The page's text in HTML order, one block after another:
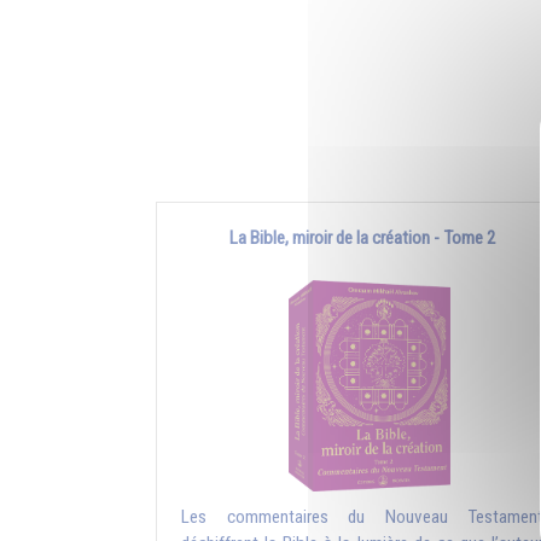
La Bible, miroir de la création - Tome 2
Les commentaires du Nouveau Testament